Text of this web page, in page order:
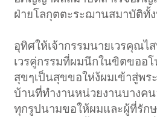
ฝ่ายโลกุตตะระฌานสมาบัติทั้
อุทิศให้เจ้ากรรมนายเวรคุณ
เวรคู่กรรมที่ผมนึกในขิตขออ
สุขๆเป็นสุขขอให่ง้ผมเข้าสู่พ
บ้านที่ทำงานหน่วยงานบางค
ทุกรูปนามขอให้ผมและผู้ที่รัก